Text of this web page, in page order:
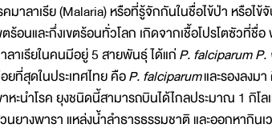
คมาลาเรีย (Malaria) หรือที่รู้จักกันในชื่อไข้ป่า หรือไ
ตร้อนและกึ่งเขตร้อนทั่วโลก เกิดจากเชื้อโปรโตซัวที่ชื่
ลาเรียในคนมีอยู่ 5 สายพันธุ์ ได้แก่P. falciparum P.
ยที่สุดในประเทศไทย คือP. falciparumและรองลงม
หะนำโรค ยุงชนิดนี้สามารถบินได้ไกลประมาณ 1 กิโ
นยางพารา แหล่งน้ำลำธารธรรมชาติ และออกหากินเ